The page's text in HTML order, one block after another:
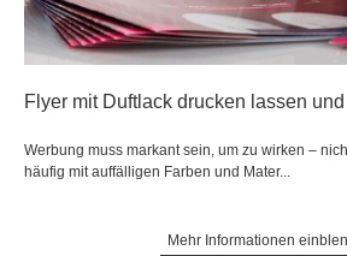
Flyer mit Duftlack drucken lassen
Werbung muss markant sein, um zu wirken –
häufig mit auffälligen Farben und Mater...
Mehr Informationen